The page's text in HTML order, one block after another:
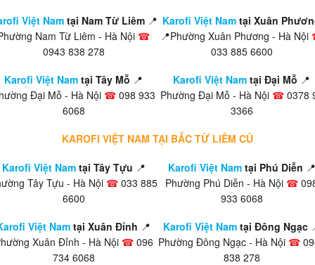
Việt Namtại Nam Từ Liêm 📍
Nam Từ Liêm - Hà Nội ☎
0943 838 278
Karofi Việt Nam tại Xuân
📍Phường Xuân Phương - Hà Nội
033 885 6600
Karofi Việt Nam tại Tây Mỗ 📍
Đại Mỗ - Hà Nội ☎098 933
6068
Karofi Việt Nam tại Đại Mỗ 📍
Phường Đại Mỗ - Hà Nội ☎0378
3366
KAROFI VIỆT NAM TẠI BẮC TỪ LIÊM CŨ
Karofi Việt Namtại Tây Tựu 📍
Tây Tựu - Hà Nội ☎ 033 885
6600
Karofi Việt Namtại Phú Diễn 📍
Phường Phú Diễn - Hà Nội ☎
933 6068
Việt Nam tại Xuân Đỉnh 📍
Xuân Đỉnh - Hà Nội ☎096
734 6068
Karofi Việt Namtại Đông Ngạc
Phường Đông Ngạc - Hà Nội ☎
838 278